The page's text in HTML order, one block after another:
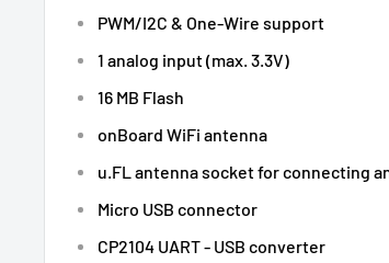
PWM/I2C & One-Wire support
1 analog input (max. 3.3V)
16 MB Flash
onBoard WiFi antenna
u.FL antenna socket for connecting
Micro USB connector
CP2104 UART - USB converter